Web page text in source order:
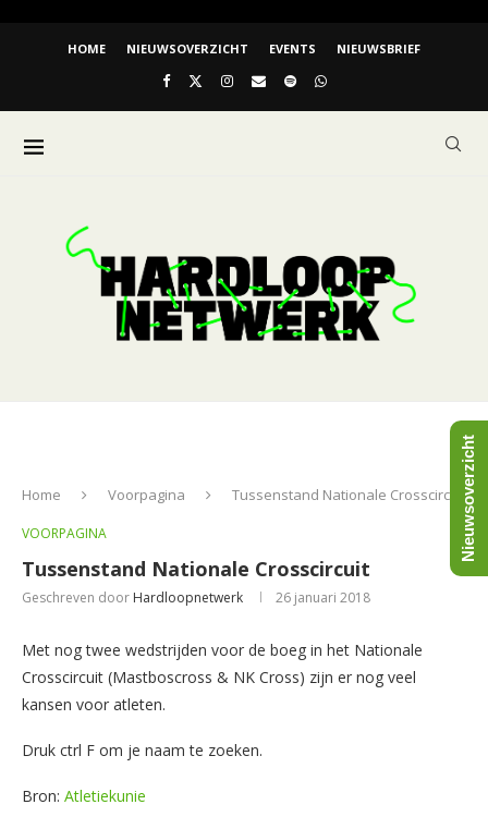
HOME NIEUWSOVERZICHT EVENTS NIEUWSBRIEF
Home Voorpagina Tussenstand Nationale Crosscircuit
VOORPAGINA
Tussenstand Nationale Crosscircuit
Geschreven door Hardloopnetwerk 26 januari 2018
Met nog twee wedstrijden voor de boeg in het Nationale
Crosscircuit (Mastboscross & NK Cross) zijn er nog veel
kansen voor atleten.
Druk ctrl F om je naam te zoeken.
Bron: Atletiekunie
Nieuwsoverzicht